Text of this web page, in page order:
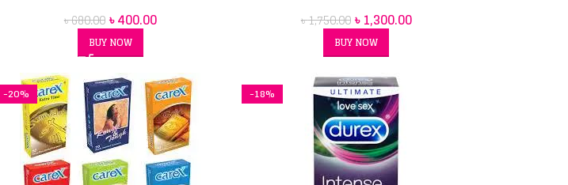
৳680.00 ৳400.00
BUY NOW
৳1,750.00 ৳1,300.00
BUY NOW
-20% -18%